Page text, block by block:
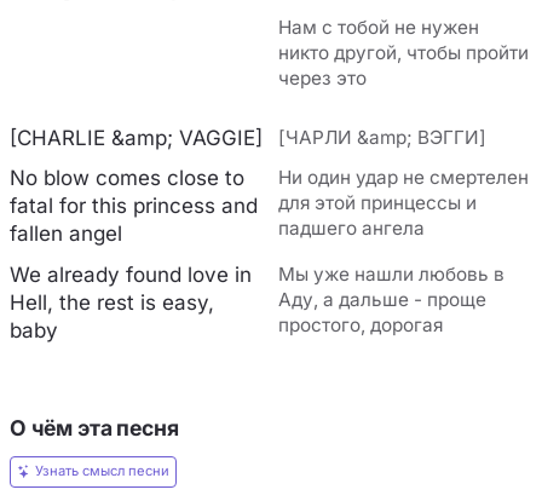
Нам с тобой не нужен
никто другой, чтобы пройти
через это
[CHARLIE &amp; VAGGIE] [ЧАРЛИ &amp; ВЭГГИ]
No blow comes close to
fatal for this princess and
fallen angel
Ни один удар не смертелен
для этой принцессы и
падшего ангела
We already found love in
Hell, the rest is easy,
baby
Мы уже нашли любовь в
Аду, а дальше - проще
простого, дорогая
О чём эта песня
Узнать смысл песни